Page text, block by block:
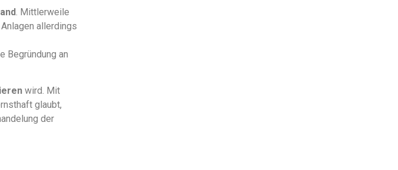
. Mittlerweile
allerdings
Begründung an
wird. Mit
glaubt,
der